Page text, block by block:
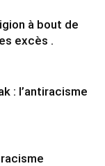
à bout de
excès .
: l’antiracisme